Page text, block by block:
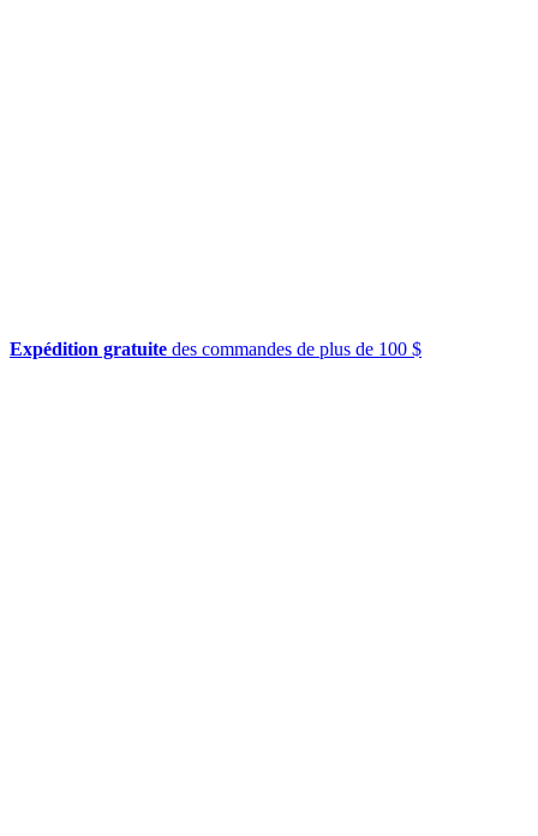
Expédition gratuite des commandes de plus de 100 $